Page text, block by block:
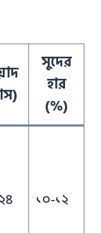
সুদের
হার
(%)
১০-১২